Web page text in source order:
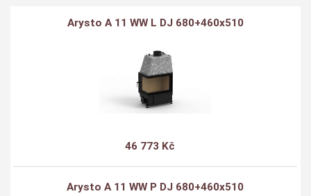
Arysto A 11 WW L DJ 680+460x510
46 773 Kč
Arysto A 11 WW P DJ 680+460x510